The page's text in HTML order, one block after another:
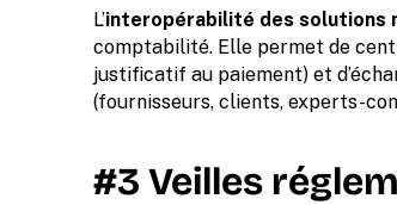
L’interopérabilité des solutions
comptabilité. Elle permet de
justificatif au paiement) et
(fournisseurs, clients, experts-
#3 Veilles